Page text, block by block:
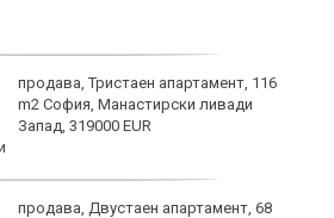
продава, Тристаен апартамент, 116
m2 София, Манастирски ливади
Запад, 319000 EUR
продава, Двустаен апартамент, 68